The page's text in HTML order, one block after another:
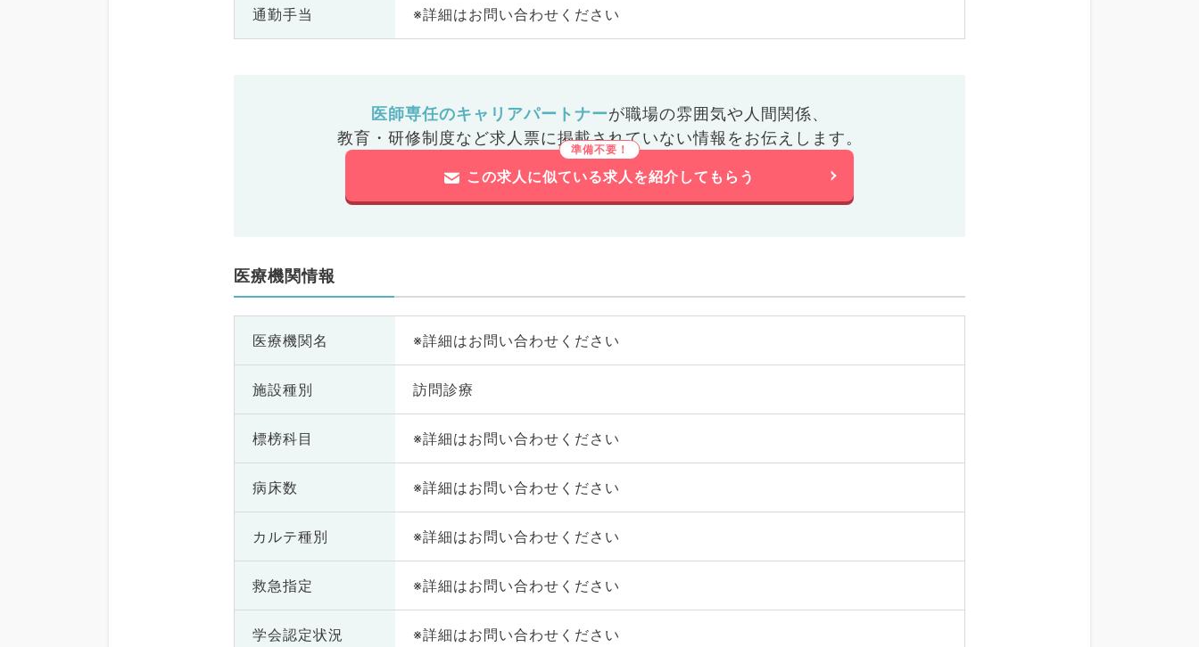
通勤手当 ※詳細はお問い合わせください
医師専任のキャリアパートナーが職場の雰囲気や人間関係、
教育・研修制度など求人票に掲載されていない情報をお伝えします。
この求人に似ている求人を紹介してもらう
医療機関情報
医療機関名 ※詳細はお問い合わせください
施設種別 訪問診療
標榜科目 ※詳細はお問い合わせください
病床数 ※詳細はお問い合わせください
カルテ種別 ※詳細はお問い合わせください
救急指定 ※詳細はお問い合わせください
学会認定状況 ※詳細はお問い合わせください